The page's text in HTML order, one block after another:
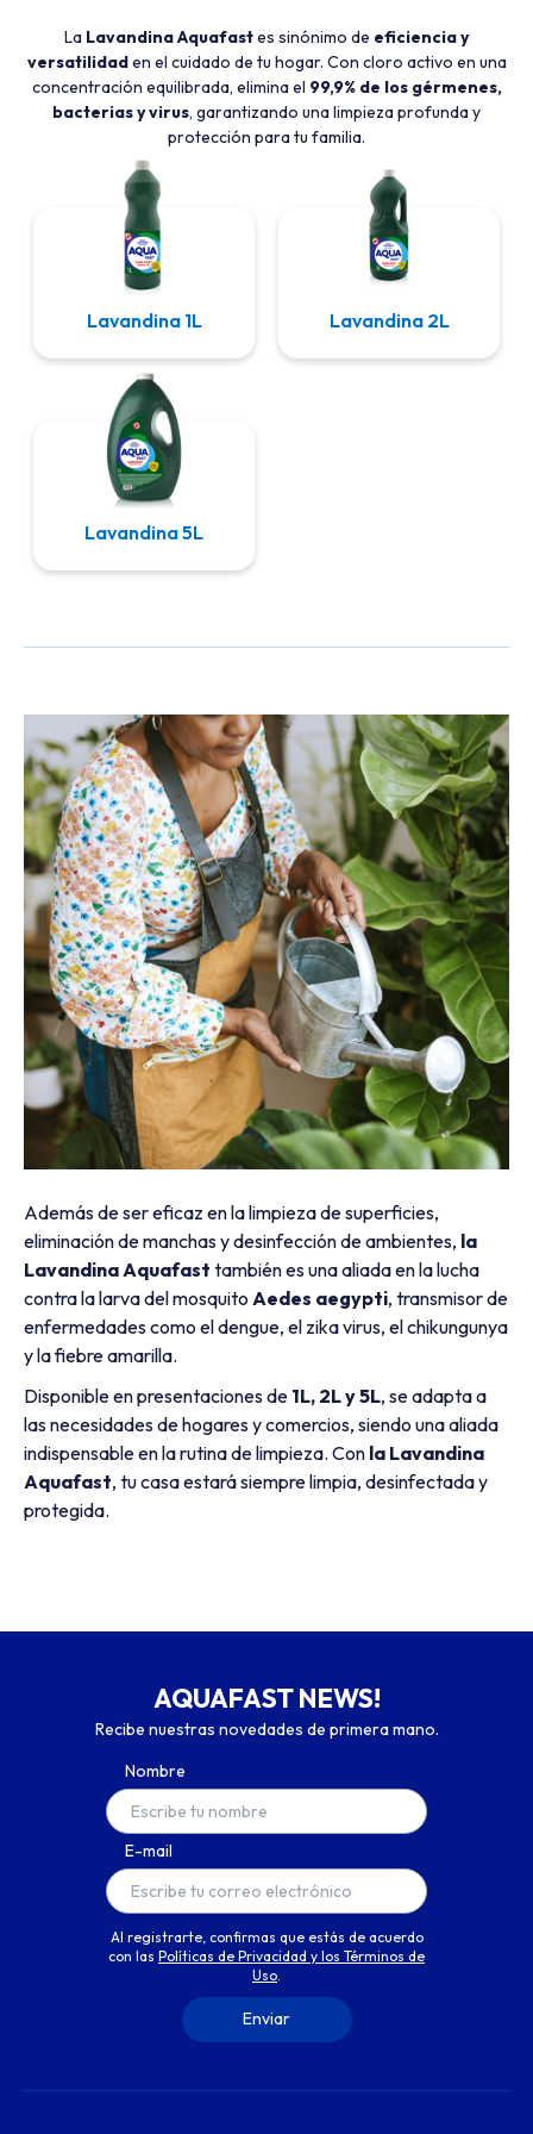
La Lavandina Aquafastes sinónimo de eficiencia y
versatilidaden el cuidado de tu hogar. Con cloro activo en una
concentración equilibrada, elimina el 99,9% de los gérmenes,
bacterias y virus, garantizando una limpieza profunda y
protección para tu familia.
Lavandina 1L Lavandina 2L
Lavandina 5L
Además de ser eficaz en la limpieza de superficies,
eliminación de manchas y desinfección de ambientes, la
Lavandina Aquafast también es una aliada en la lucha
contra la larva del mosquito Aedes aegypti, transmisor de
enfermedades como el dengue, el zika virus, el chikungunya
y la fiebre amarilla.
Disponible en presentaciones de 1L, 2L y 5L, se adapta a
las necesidades de hogares y comercios, siendo una aliada
indispensable en la rutina de limpieza. Con la Lavandina
Aquafast, tu casa estará siempre limpia, desinfectada y
protegida.
AQUAFAST NEWS!
Recibe nuestras novedades de primera mano.
Nombre
E-mail
Al registrarte, confirmas que estás de acuerdo
con las Políticas de Privacidad y los Términos de
Uso